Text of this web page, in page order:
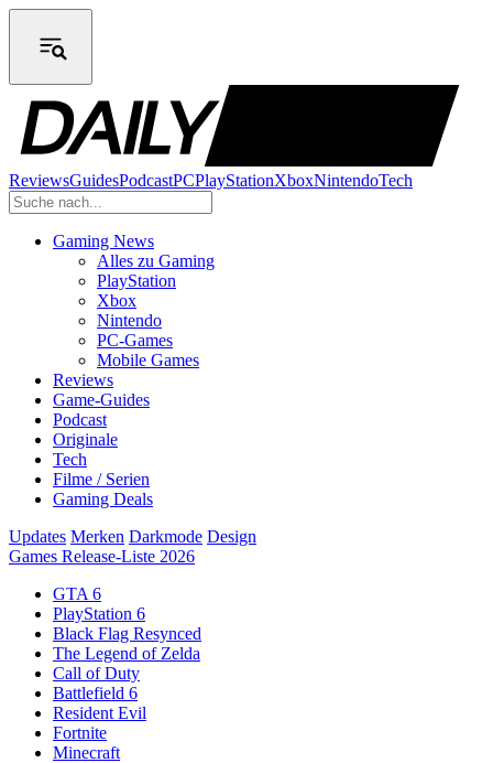
ReviewsGuidesPodcastPCPlayStationXboxNintendoTech
Gaming News
Alles zu Gaming
PlayStation
Xbox
Nintendo
PC-Games
Mobile Games
Reviews
Game-Guides
Podcast
Originale
Tech
Filme / Serien
Gaming Deals
Updates Merken Darkmode Design
Games Release-Liste 2026
GTA 6
PlayStation 6
Black Flag Resynced
The Legend of Zelda
Call of Duty
Battlefield 6
Resident Evil
Fortnite
Minecraft